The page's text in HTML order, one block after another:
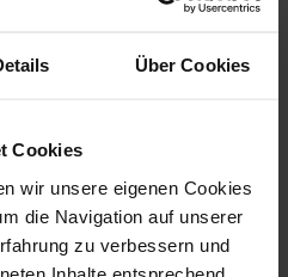
Über Cookies
Cookies
wir unsere eigenen Cookies
die Navigation auf unserer
zu verbessern und
Inhalte entsprechend